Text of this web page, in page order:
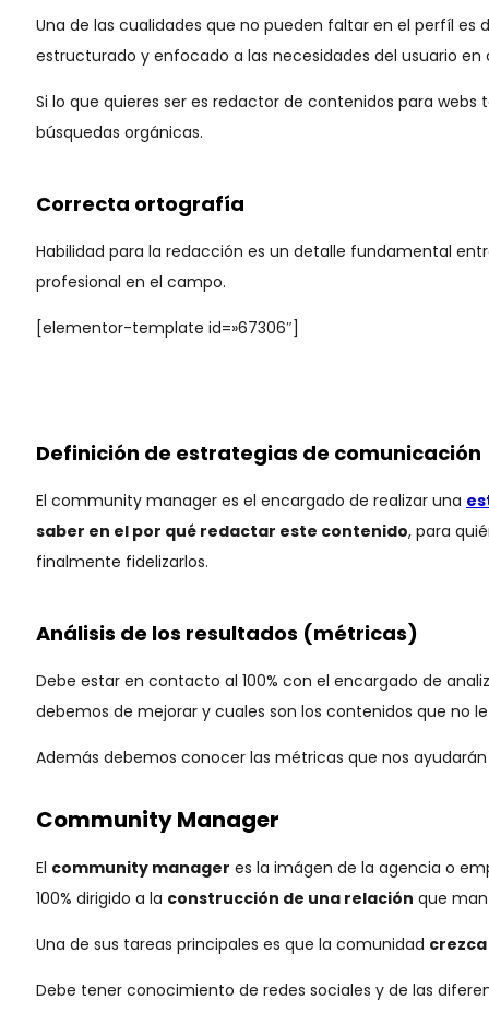
Una de las cualidades que no pueden faltar en el perfíl
estructurado y enfocado a las necesidades del usuario
Si lo que quieres ser es redactor de contenidos para
búsquedas orgánicas.
Correcta ortografía
Habilidad para la redacción es un detalle fundamental
profesional en el campo.
[elementor-template id=»67306″]
Definición de estrategias de comunicación
El community manager es el encargado de realizar una
saber en el por qué redactar este contenido, para
finalmente fidelizarlos.
Análisis de los resultados (métricas)
Debe estar en contacto al 100% con el encargado de
debemos de mejorar y cuales son los contenidos que no
Además debemos conocer las métricas que nos
Community Manager
El community manager es la imágen de la agencia o
100% dirigido a la construcción de una relación que
Una de sus tareas principales es que la comunidad
Debe tener conocimiento de redes sociales y de las